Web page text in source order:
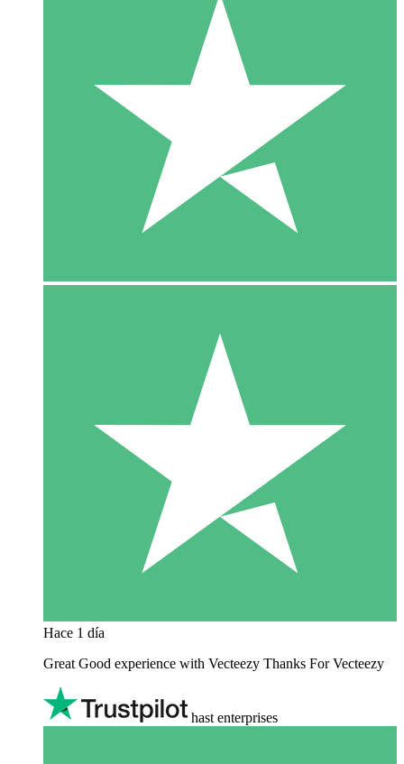
Hace 1 día
Great Good experience with Vecteezy Thanks For Vecteezy
hast enterprises